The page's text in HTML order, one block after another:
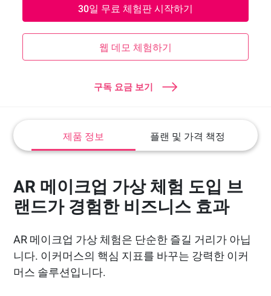
30일 무료 체험판 시작하기
웹 데모 체험하기
구독 요금 보기
제품 정보 플랜 및 가격 책정
AR 메이크업 가상 체험 도입 브
랜드가 경험한 비즈니스 효과
AR 메이크업 가상 체험은 단순한 즐길 거리가 아닙
니다. 이커머스의 핵심 지표를 바꾸는 강력한 이커
머스 솔루션입니다.